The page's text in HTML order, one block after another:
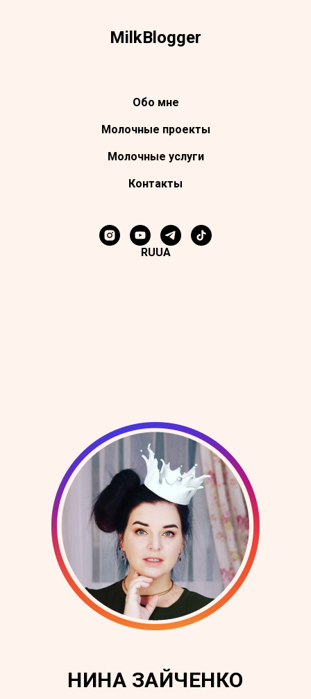
MilkBlogger
Обо мне
Молочные проекты
Молочные услуги
Контакты
RUUA
НИНА ЗАЙЧЕНКО